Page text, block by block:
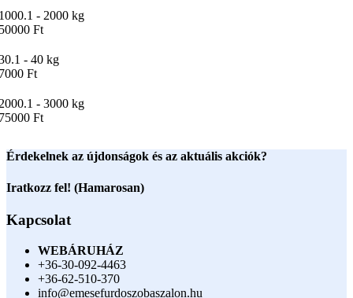
- 2000 kg
Ft
- 40 kg
Ft
- 3000 kg
Ft
Érdekelnek az újdonságok és az aktuális akciók?
Iratkozz fel! (Hamarosan)
Kapcsolat
WEBÁRUHÁZ
+36-30-092-4463
+36-62-510-370
info@emesefurdoszobaszalon.hu